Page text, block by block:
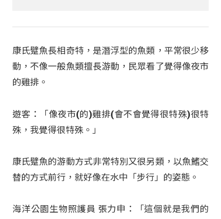
康氏躄魚長相奇特，是潛浮型的魚類，平常很少移
動，不像一般魚類擅長游動，民眾看了覺得像夜市
的雞排。
遊客：「像夜市(的)雞排(會不會覺得很特殊)很特
殊，我覺得很特殊。」
康氏躄魚的游動方式非常特別又很另類，以魚鰭交
替的方式前行，就好像在水中「步行」的姿態。
海洋公園生物照護員 張力申：「這個就是我們的